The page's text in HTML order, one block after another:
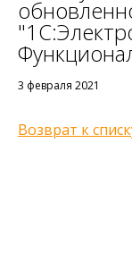
3 февраля 2021
Возврат к